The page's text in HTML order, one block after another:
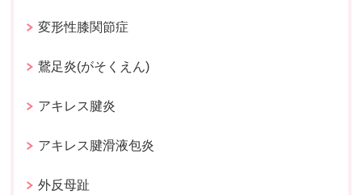
変形性膝関節症
鵞足炎(がそくえん)
アキレス腱炎
アキレス腱滑液包炎
外反母趾